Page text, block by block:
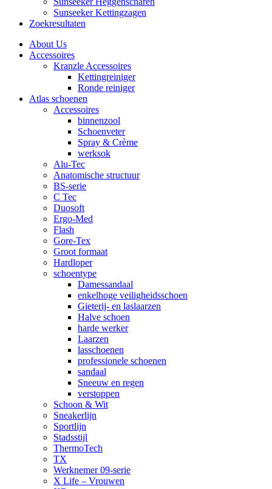
Sunseeker Kettingzagen
Zoekresultaten
About Us
Accessoires
Kranzle Accessoires
Kettingreiniger
Ronde reiniger
Atlas schoenen
Accessoires
binnenzool
Schoenveter
Spray & Crème
werksok
Alu-Tec
Anatomische structuur
BS-serie
C Tec
Duosoft
Ergo-Med
Flash
Gore-Tex
Groot formaat
Hardloper
schoentype
Damessandaal
enkelhoge veiligheidsschoen
Gieterij- en laslaarzen
Halve schoen
harde werker
Laarzen
lasschoenen
professionele schoenen
sandaal
Sneeuw en regen
verstoppen
Schoon & Wit
Sneakerlijn
Sportlijn
Stadsstijl
ThermoTech
TX
Werknemer 09-serie
X Life – Vrouwen